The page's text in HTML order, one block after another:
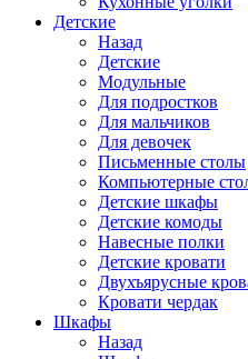
Детские
Назад
Детские
Модульные
Для подростков
Для мальчиков
Для девочек
Письменные столы
Компьютерные
Детские шкафы
Детские комоды
Навесные полки
Детские кровати
Двухъярусные
Кровати чердак
Шкафы
Назад